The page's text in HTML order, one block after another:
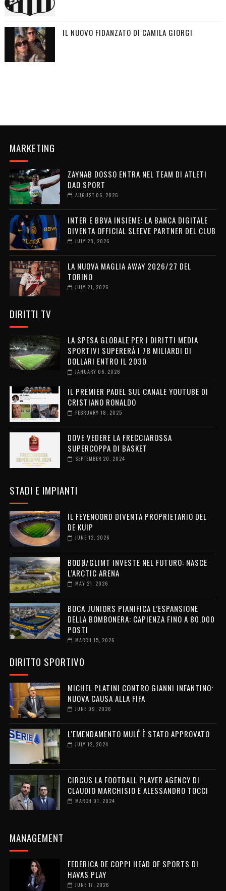
IL NUOVO FIDANZATO DI CAMILA GIORGI
MARKETING
ZAYNAB DOSSO ENTRA NEL TEAM DI ATLETI
DAO SPORT
AUGUST 06, 2026
INTER E BBVA INSIEME: LA BANCA DIGITALE
DIVENTA OFFICIAL SLEEVE PARTNER DEL CLUB
JULY 28, 2026
LA NUOVA MAGLIA AWAY 2026/27 DEL
TORINO
JULY 21, 2026
DIRITTI TV
LA SPESA GLOBALE PER I DIRITTI MEDIA
SPORTIVI SUPERERÀ I 78 MILIARDI DI
DOLLARI ENTRO IL 2030
JANUARY 06, 2026
IL PREMIER PADEL SUL CANALE YOUTUBE DI
CRISTIANO RONALDO
FEBRUARY 18, 2025
DOVE VEDERE LA FRECCIAROSSA
SUPERCOPPA DI BASKET
SEPTEMBER 20, 2024
STADI E IMPIANTI
IL FEYENOORD DIVENTA PROPRIETARIO DEL
DE KUIP
JUNE 12, 2026
BODØ/GLIMT INVESTE NEL FUTURO: NASCE
L’ARCTIC ARENA
MAY 21, 2026
BOCA JUNIORS PIANIFICA L’ESPANSIONE
DELLA BOMBONERA: CAPIENZA FINO A 80.000
POSTI
MARCH 15, 2026
DIRITTO SPORTIVO
MICHEL PLATINI CONTRO GIANNI INFANTINO:
NUOVA CAUSA ALLA FIFA
JUNE 09, 2026
L'EMENDAMENTO MULÉ È STATO APPROVATO
JULY 12, 2024
CIRCUS LA FOOTBALL PLAYER AGENCY DI
CLAUDIO MARCHISIO E ALESSANDRO TOCCI
MARCH 01, 2024
MANAGEMENT
FEDERICA DE COPPI HEAD OF SPORTS DI
HAVAS PLAY
JUNE 17, 2026